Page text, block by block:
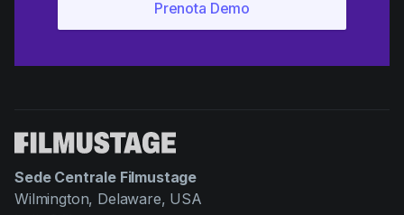
Sede Centrale Filmustage
Wilmington, Delaware, USA